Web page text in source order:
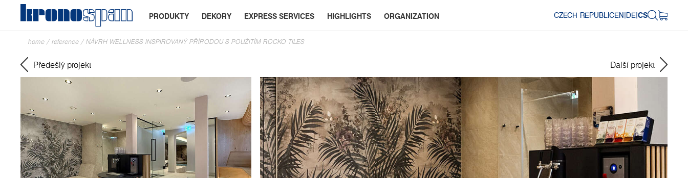
PRODUKTY DEKORY EXPRESS SERVICES HIGHLIGHTS ORGANIZATION CZECH REPUBLICEN|DE|CS
home / reference / NÁVRH WELLNESS INSPIROVANÝ PŘÍRODOU S POUŽITÍM ROCKO TILES
Předešlý projekt Další projekt